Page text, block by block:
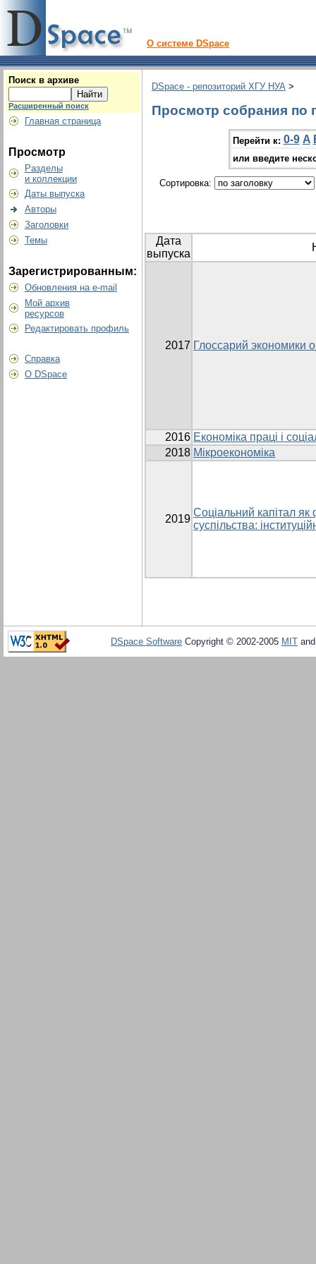
О системе DSpace
Поиск в архиве
Расширенный поиск
Главная страница
Просмотр
Разделы
и коллекции
Даты выпуска
Авторы
Заголовки
Темы
Зарегистрированным:
Обновления на e-mail
Мой архив
ресурсов
Редактировать профиль
Справка
О DSpace
DSpace - репозиторий ХГУ НУА >
Просмотр собрания по
Перейти к: 0-9 A
или введите
Сортировка:
Дата
выпуска
2017 Глоссарий экономики
2016 Економіка праці і
2018 Мікроекономіка
2019
Соціальний капітал
суспільства:
DSpace Software Copyright © 2002-2005 MIT